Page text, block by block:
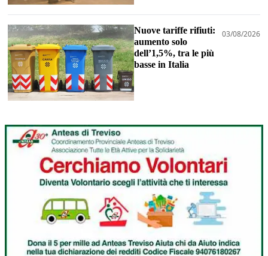
Nuove tariffe rifiuti:
aumento solo
dell’1,5%, tra le più
basse in Italia
03/08/2026